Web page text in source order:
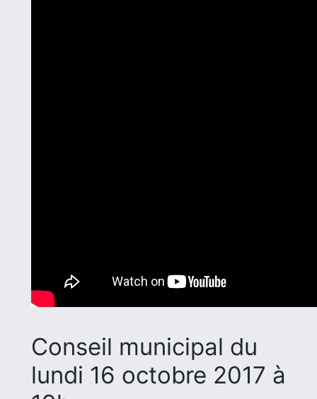
Conseil municipal du
lundi 16 octobre 2017 à